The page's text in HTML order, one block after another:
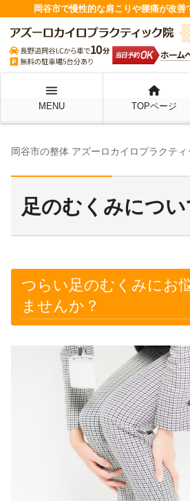
岡谷市で慢性的な肩こりや腰痛が改善
menu
MENU
home
TOPページ
岡谷市の整体 アズーロカイロプラクテ
足のむくみについ
つらい足のむくみにお
ませんか？